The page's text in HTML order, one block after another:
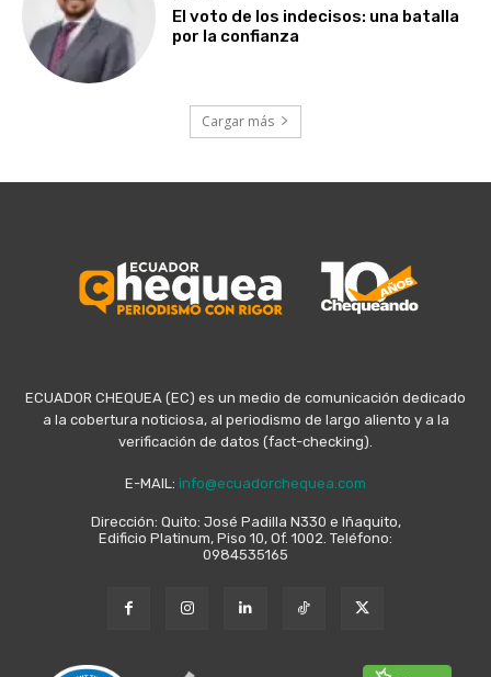
El voto de los indecisos: una batalla
por la confianza
Cargar más
ECUADOR CHEQUEA (EC) es un medio de comunicación dedicado
a la cobertura noticiosa, al periodismo de largo aliento y a la
verificación de datos (fact-checking).
E-MAIL: info@ecuadorchequea.com
Dirección: Quito: José Padilla N330 e Iñaquito,
Edificio Platinum, Piso 10, Of. 1002. Teléfono:
0984535165